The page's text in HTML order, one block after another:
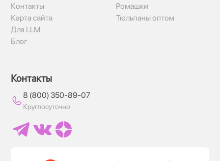
Контакты
Карта сайта
Для LLM
Блог
Ромашки
Тюльпаны оптом
Контакты
8 (800) 350-89-07
Круглосуточно